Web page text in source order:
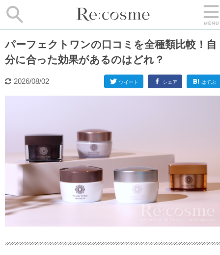
パーフェクトワンの口コミを全種類比較！自
分に合った効果があるのはどれ？
2026/08/02 ツイート シェア はてぶ